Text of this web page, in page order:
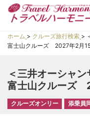
ホーム > クルーズ旅行検索 >
富士山クルーズ 2027年2月
＜三井オーシャ
富士山クルーズ
クルーズオンリー 添乗員